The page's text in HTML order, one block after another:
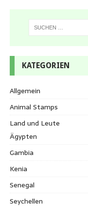
KATEGORIEN
Allgemein
Animal Stamps
Land und Leute
Ägypten
Gambia
Kenia
Senegal
Seychellen